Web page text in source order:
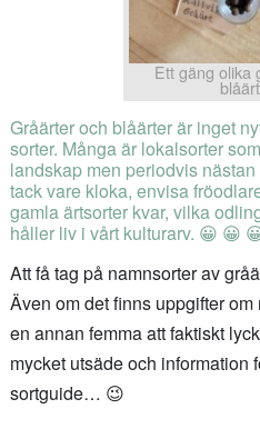
Ett gäng olika
Gråärter och blåärter är inget
sorter. Många är lokalsorter
landskap men periodvis
tack vare kloka, envisa
gamla ärtsorter kvar, vilka
håller liv i vårt kulturarv. 😀 😀
Att få tag på namnsorter av
Även om det finns uppgifter
en annan femma att faktiskt
mycket utsäde och information
sortguide… 😉